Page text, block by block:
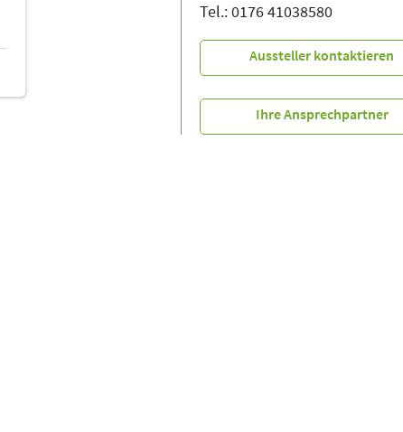
Tel.: 0176 41038580
Aussteller kontaktieren
Ihre Ansprechpartner